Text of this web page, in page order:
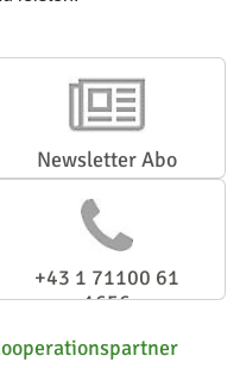
Newsletter Abo
+43 1 71100 61
1656